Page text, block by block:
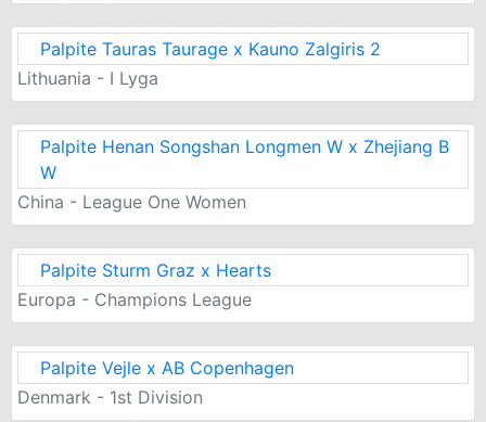
Palpite Tauras Taurage x Kauno Zalgiris 2
Lithuania - I Lyga
Palpite Henan Songshan Longmen W x Zhejiang B
W
China - League One Women
Palpite Sturm Graz x Hearts
Europa - Champions League
Palpite Vejle x AB Copenhagen
Denmark - 1st Division